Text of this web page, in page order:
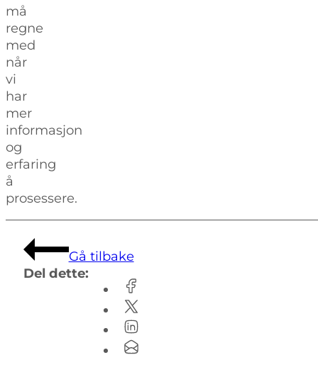
må
regne
med
når
vi
har
mer
informasjon
og
erfaring
å
prosessere.
Gå tilbake
Del dette: